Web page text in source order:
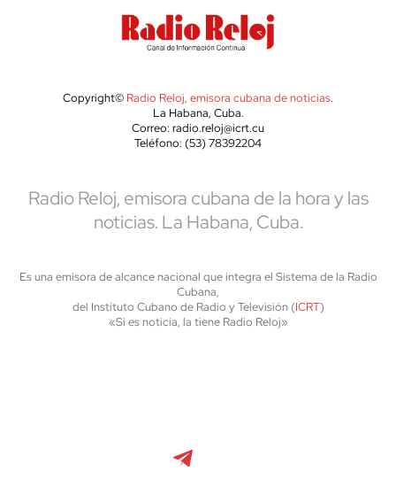
Copyright© Radio Reloj, emisora cubana de noticias.
La Habana, Cuba.
Correo: radio.reloj@icrt.cu
Teléfono: (53) 78392204
Radio Reloj, emisora cubana de la hora y las
noticias. La Habana, Cuba.
Es una emisora de alcance nacional que integra el Sistema de la Radio
Cubana,
del Instituto Cubano de Radio y Televisión (ICRT)
«Si es noticia, la tiene Radio Reloj»